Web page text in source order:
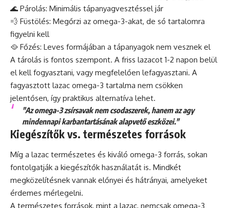
🌊 Párolás: Minimális tápanyagvesztéssel jár
💨 Füstölés: Megőrzi az omega-3-akat, de só tartalomra
figyelni kell
🥘 Főzés: Leves formájában a tápanyagok nem vesznek el
A tárolás is fontos szempont. A friss lazacot 1-2 napon belül
el kell fogyasztani, vagy megfelelően lefagyasztani. A
fagyasztott lazac omega-3 tartalma nem csökken
jelentősen, így praktikus alternatíva lehet.
"Az omega-3 zsírsavak nem csodaszerek, hanem az agy
mindennapi karbantartásának alapvető eszközei."
Kiegészítők vs. természetes források
Míg a lazac természetes és kiváló omega-3 forrás, sokan
fontolgatják a kiegészítők használatát is. Mindkét
megközelítésnek vannak előnyei és hátrányai, amelyeket
érdemes mérlegelni.
A természetes források, mint a lazac, nemcsak omega-3